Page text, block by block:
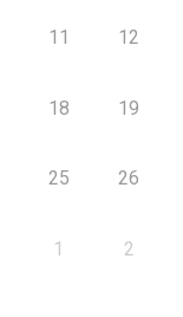
11 12
18 19
25 26
1 2